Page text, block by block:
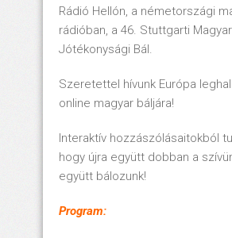
Rádió Hellón, a németországi
rádióban, a 46. Stuttgarti
Jótékonysági Bál.
Szeretettel hívunk Európa
online magyar báljára!
Interaktív hozzászólásaitokból
hogy újra együtt dobban a
együtt bálozunk!
Program: